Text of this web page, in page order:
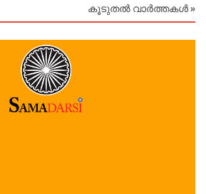
കൂടുതൽ വാർത്തകൾ »